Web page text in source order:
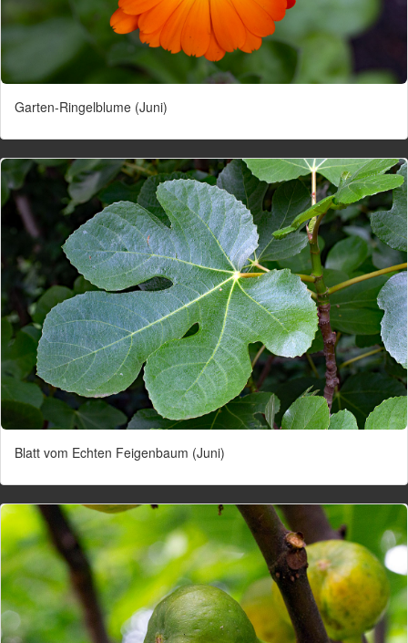
Garten-Ringelblume (Juni)
Blatt vom Echten Feigenbaum (Juni)